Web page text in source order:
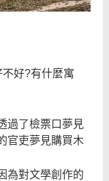
好?有什麼寓
過了檢票口夢見
官吏夢見購買木
對文學創作的